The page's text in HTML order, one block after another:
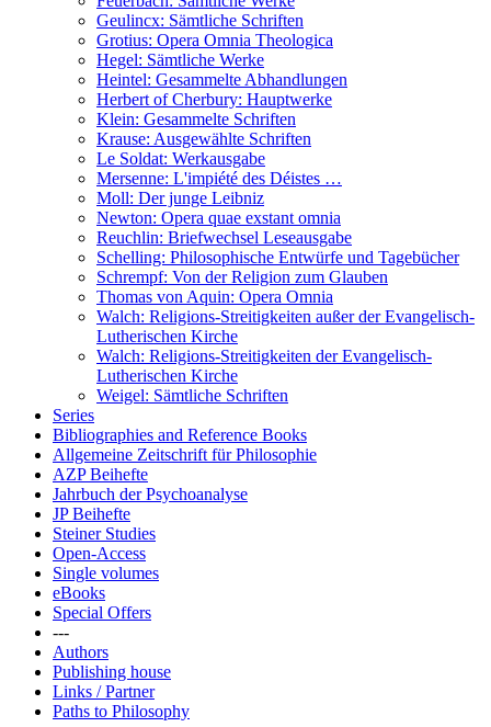
Geulincx: Sämtliche Schriften
Grotius: Opera Omnia Theologica
Hegel: Sämtliche Werke
Heintel: Gesammelte Abhandlungen
Herbert of Cherbury: Hauptwerke
Klein: Gesammelte Schriften
Krause: Ausgewählte Schriften
Le Soldat: Werkausgabe
Mersenne: L'impiété des Déistes …
Moll: Der junge Leibniz
Newton: Opera quae exstant omnia
Reuchlin: Briefwechsel Leseausgabe
Schelling: Philosophische Entwürfe und Tagebücher
Schrempf: Von der Religion zum Glauben
Thomas von Aquin: Opera Omnia
Walch: Religions-Streitigkeiten außer der Evangelisch-
Lutherischen Kirche
Walch: Religions-Streitigkeiten der Evangelisch-
Lutherischen Kirche
Weigel: Sämtliche Schriften
Series
Bibliographies and Reference Books
Allgemeine Zeitschrift für Philosophie
AZP Beihefte
Jahrbuch der Psychoanalyse
JP Beihefte
Steiner Studies
Open-Access
Single volumes
eBooks
Special Offers
---
Authors
Publishing house
Links / Partner
Paths to Philosophy